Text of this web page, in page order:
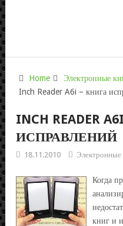
Home
Электронные
Inch Reader A6i – книга
INCH READER
ИСПРАВЛЕНИЙ
18.11.2010 Электронные
Когда
книг и